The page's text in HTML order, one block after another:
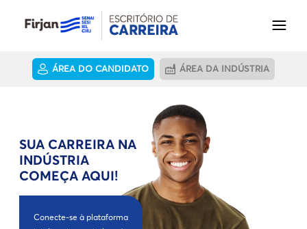
ÁREA DO CANDIDATO ÁREA DA INDÚSTRIA
SUA CARREIRA NA
INDÚSTRIA
COMEÇA AQUI!
Conecte-se à plataforma